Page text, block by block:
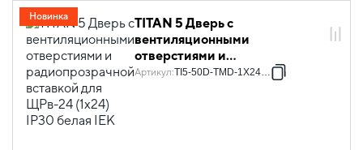
TITAN 5 Дверь с
вентиляционными
отверстиями и
радиопрозрачной вставкой
Артикул:TI5-50D-TMD-1X24-30
Новинка